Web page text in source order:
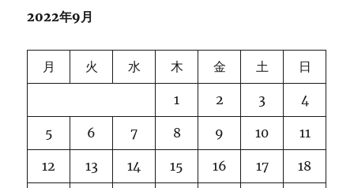
2022年9月
月 火 水 木 金 土 日
1 2 3 4
5 6 7 8 9 10 11
12 13 14 15 16 17 18